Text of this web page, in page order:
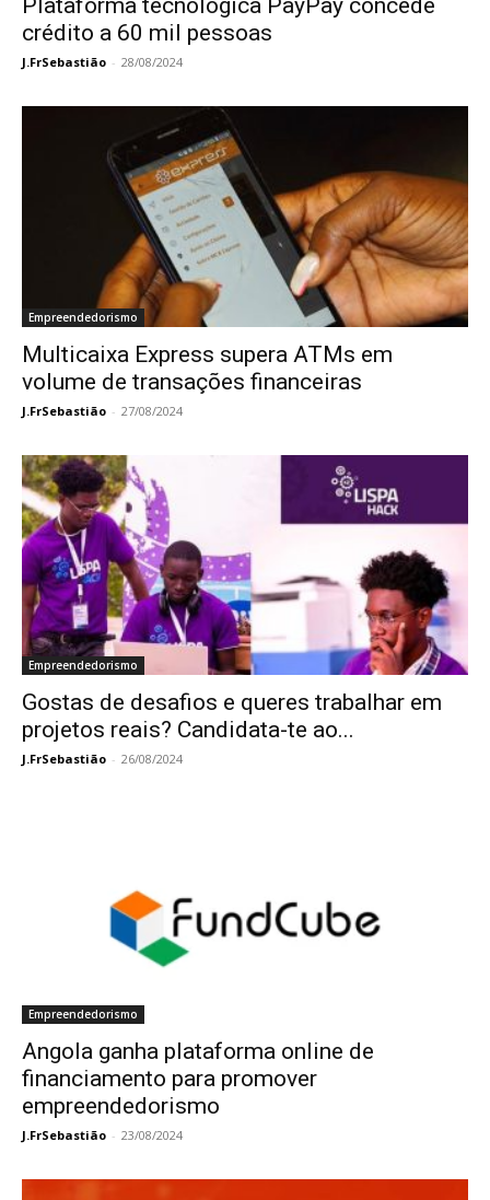
Plataforma tecnológica PayPay concede
crédito a 60 mil pessoas
J.FrSebastião - 28/08/2024
Empreendedorismo
Multicaixa Express supera ATMs em
volume de transações financeiras
J.FrSebastião - 27/08/2024
Empreendedorismo
Gostas de desafios e queres trabalhar em
projetos reais? Candidata-te ao...
J.FrSebastião - 26/08/2024
Empreendedorismo
Angola ganha plataforma online de
financiamento para promover
empreendedorismo
J.FrSebastião - 23/08/2024